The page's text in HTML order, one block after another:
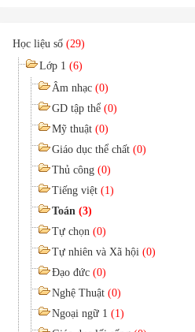
Học liệu số (29)
Lớp 1 (6)
Âm nhạc (0)
GD tập thể (0)
Mỹ thuật (0)
Giáo dục thể chất (0)
Thủ công (0)
Tiếng việt (1)
Toán (3)
Tự chọn (0)
Tự nhiên và Xã hội (0)
Đạo đức (0)
Nghệ Thuật (0)
Ngoại ngữ 1 (1)